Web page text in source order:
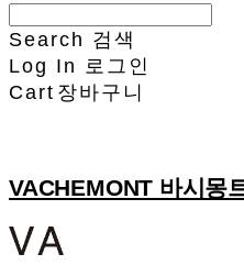
Search 검색
Log In
로그인
Cart 장바구니
VACHEMONT 바시몽